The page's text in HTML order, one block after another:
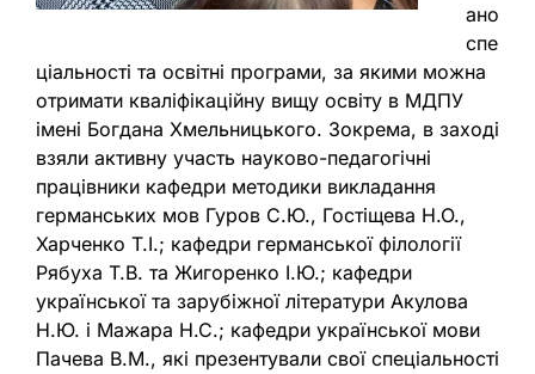
ано
спе
ціальності та освітні програми, за якими можна
отримати кваліфікаційну вищу освіту в МДПУ
імені Богдана Хмельницького. Зокрема, в заході
взяли активну участь науково-педагогічні
працівники кафедри методики викладання
германських мов Гуров С.Ю., Гостіщева Н.О.,
Харченко Т.І.; кафедри германської філології
Рябуха Т.В. та Жигоренко І.Ю.; кафедри
української та зарубіжної літератури Акулова
Н.Ю. і Мажара Н.С.; кафедри української мови
Пачева В.М., які презентували свої спеціальності